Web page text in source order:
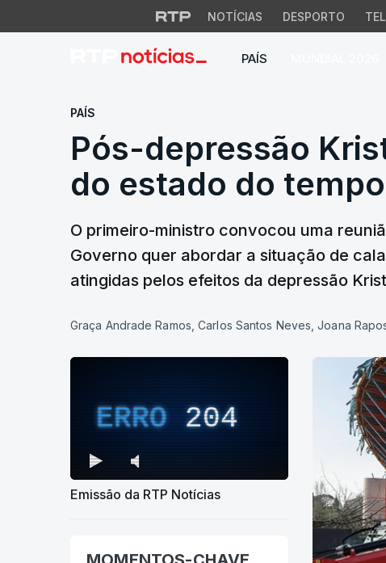
NOTÍCIAS DESPORTO
PAÍS
Pós-depressão
PAÍS
Pós-depressão
do estado do
O primeiro-ministro convocou uma
Governo quer abordar a situação de
atingidas pelos efeitos da depressão
Graça Andrade Ramos, Carlos Santos Neves, Joana
ERRO204
Emissão da RTP Notícias